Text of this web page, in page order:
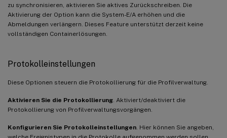
zu synchronisieren, aktivieren Sie aktives Zurückschreiben. Die
Aktivierung der Option kann die System-E/A erhöhen und die
Abmeldungen verlängern. Dieses Feature unterstützt derzeit keine
vollständigen Containerlösungen.
Protokolleinstellungen
Diese Optionen steuern die Protokollierung für die Profilverwaltung.
Aktivieren Sie die Protokollierung . Aktiviert/deaktiviert die
Protokollierung von Profilverwaltungsvorgängen.
Konfigurieren Sie Protokolleinstellungen . Hier können Sie angeben,